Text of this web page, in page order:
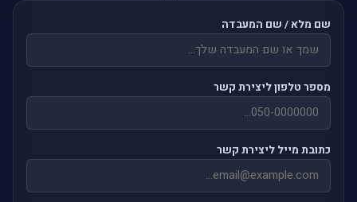
שם מלא / שם המעבדה
מספר טלפון ליצירת קשר
כתובת מייל ליצירת קשר